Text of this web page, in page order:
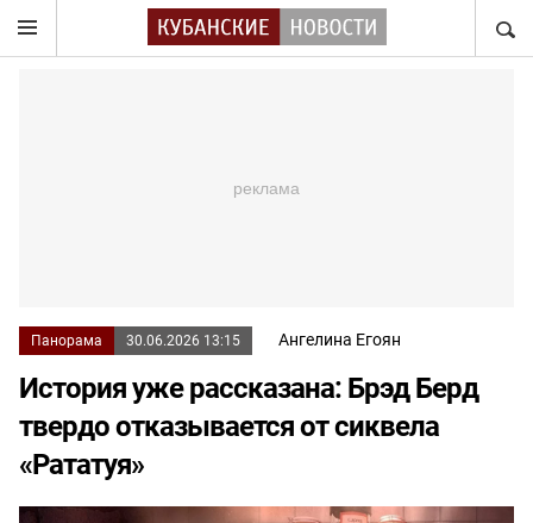
Панорама 30.06.2026 13:15 Ангелина Егоян
История уже рассказана: Брэд Берд
твердо отказывается от сиквела
«Рататуя»